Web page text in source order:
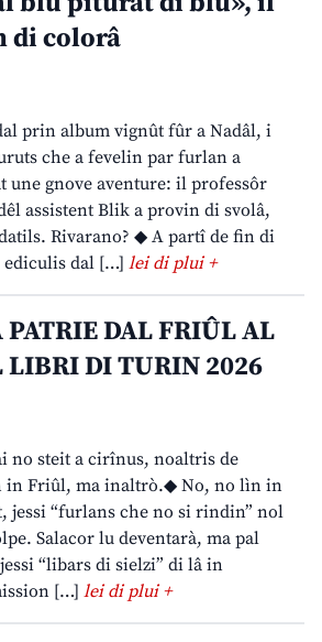
di colorâ
prin album vignût fûr a Nadâl, i
che a fevelin par furlan a
une gnove aventure: il professôr
assistent Blik a provin di svolâ,
Rivarano? ◆ A partî de fin di
ediculis dal […] lei di plui +
PATRIE DAL FRIÛL AL
LIBRI DI TURIN 2026
no steit a cirînus, noaltris de
in Friûl, ma inaltrò.◆ No, no lìn in
jessi “furlans che no si rindin” nol
Salacor lu deventarà, ma pal
“libars di sielzi” di lâ in
[…] lei di plui +